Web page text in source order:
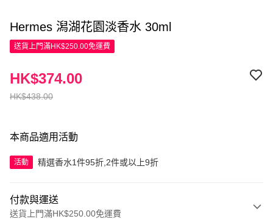
Hermes 潟湖花園淡香水 30ml
送貨上門滿HK$250.00免運費
HK$438.00
HK$374.00
本商品適用活動
活動 精選香水1件95折,2件或以上9折
付款與運送
送貨上門滿HK$250.00免運費